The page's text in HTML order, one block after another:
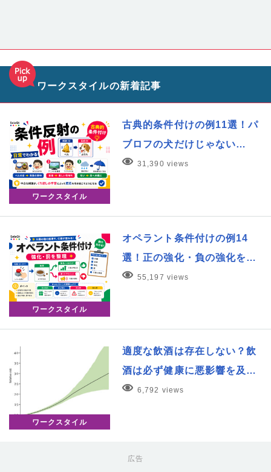
ワークスタイルの新着記事
ワークスタイル
古典的条件付けの例11選！パ
ブロフの犬だけじゃない…
31,390 views
ワークスタイル
オペラント条件付けの例14
選！正の強化・負の強化を…
55,197 views
ワークスタイル
適度な飲酒は存在しない？飲
酒は必ず健康に悪影響を及…
6,792 views
広告